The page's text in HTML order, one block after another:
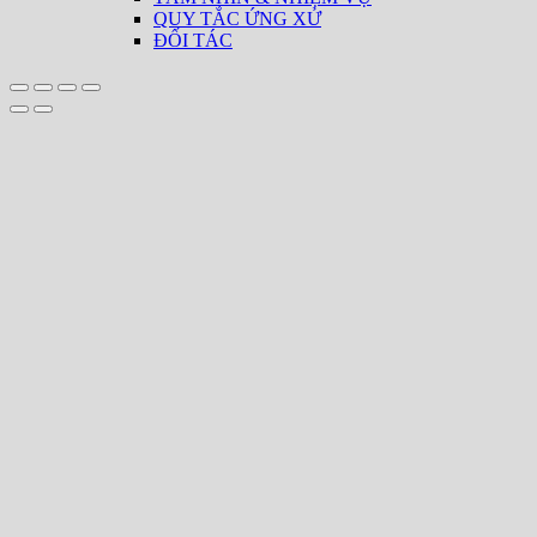
QUY TẮC ỨNG XỬ
ĐỐI TÁC